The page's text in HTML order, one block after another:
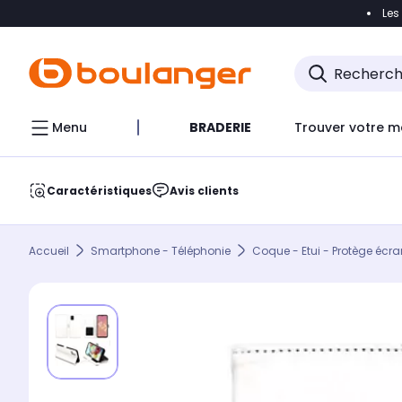
Accéder
Menu BRADERIE Trouver votre
Caractéristiques Avis clients
Accueil Smartphone - Téléphonie Coque - Etui - Protège